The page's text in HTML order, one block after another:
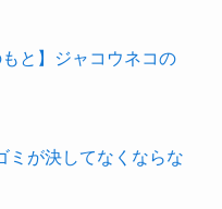
もと】ジャコウネコの
ミが決してなくならな